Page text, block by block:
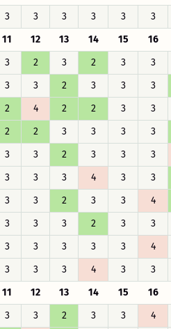
3 3 3 3 3 3
11 12 13 14 15 16
3 2 3 2 3 3
3 3 2 3 3 3
2 4 2 2 3 3
2 2 3 3 3 3
3 3 2 3 3 3
3 3 3 4 3 3
3 3 2 3 3 4
3 3 3 2 3 3
3 3 3 3 3 4
3 3 3 4 3 3
11 12 13 14 15 16
3 3 2 3 3 4